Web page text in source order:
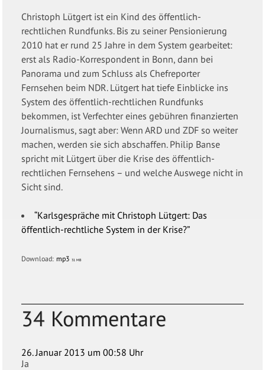
Christoph Lütgert ist ein Kind des öffentlich-
rechtlichen Rundfunks. Bis zu seiner Pensionierung
2010 hat er rund 25 Jahre in dem System gearbeitet:
erst als Radio-Korrespondent in Bonn, dann bei
Panorama und zum Schluss als Chefreporter
Fernsehen beim NDR. Lütgert hat tiefe Einblicke ins
System des öffentlich-rechtlichen Rundfunks
bekommen, ist Verfechter eines gebühren finanzierten
Journalismus, sagt aber: Wenn ARD und ZDF so weiter
machen, werden sie sich abschaffen. Philip Banse
spricht mit Lütgert über die Krise des öffentlich-
rechtlichen Fernsehens – und welche Auswege nicht in
Sicht sind.
“Karlsgespräche mit Christoph Lütgert: Das
öffentlich-rechtliche System in der Krise?”
Download: mp3 31 MB
34 Kommentare
26. Januar 2013 um 00:58 Uhr
Ja